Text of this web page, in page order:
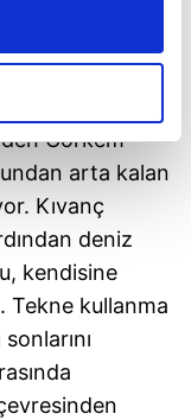
yaparken
sunmak
adına
bu noktada,
tek gelir
isteriz.
izin vermedikleri
İnternet
ait çerezler
çeşitli kişisel
Görkem
arta kalan
Kıvanç
deniz
kendisine
Tekne kullanma